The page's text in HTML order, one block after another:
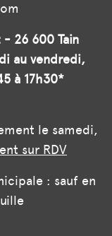
- 26 600 Tain
au vendredi,
à 17h30*
le samedi,
sur RDV
: sauf en